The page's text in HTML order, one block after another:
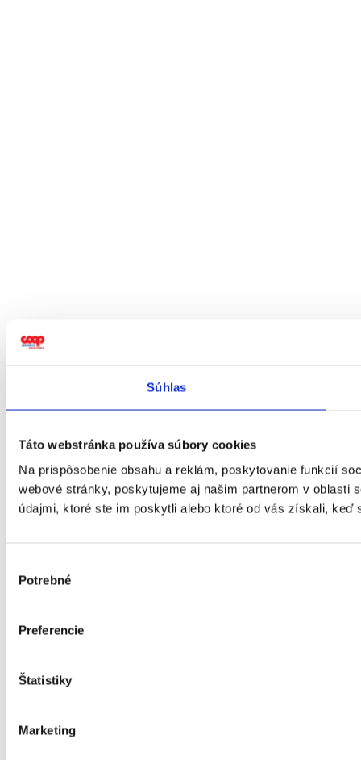
Súhlas
Táto webstránka používa súbory cookies
Na prispôsobenie obsahu a reklám, poskytovanie funkcií
webové stránky, poskytujeme aj našim partnerom v
údajmi, ktoré ste im poskytli alebo ktoré od vás získali, keď
súhlasu
Potrebné
Preferencie
Štatistiky
Marketing